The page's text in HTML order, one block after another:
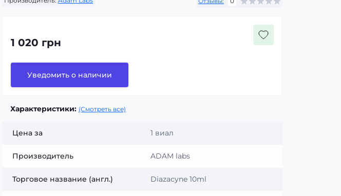
1 020 грн
Уведомить о наличии
Характеристики: (Смотреть все)
Цена за 1 виал
Производитель ADAM labs
Торговое название (англ.) Diazacyne 10ml